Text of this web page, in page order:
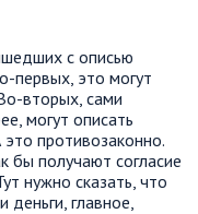
с описью
первых, это могут
вторых, сами
могут описать
противозаконно.
бы получают согласие
нужно сказать, что
главное,